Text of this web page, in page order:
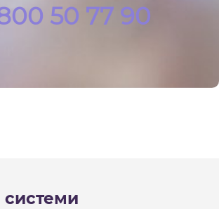
50 77 90
системи